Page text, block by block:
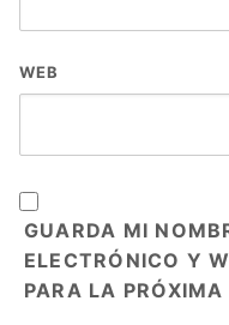
WEB
GUARDA MI
ELECTRÓNICO Y
PARA LA